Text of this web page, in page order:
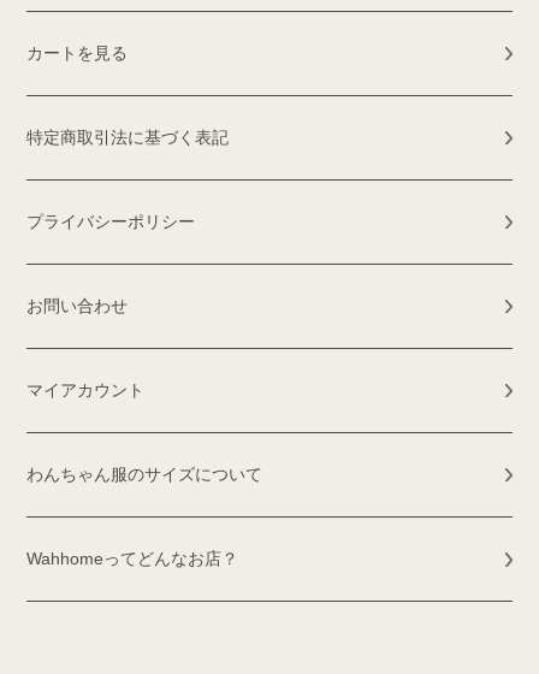
カートを見る
特定商取引法に基づく表記
プライバシーポリシー
お問い合わせ
マイアカウント
わんちゃん服のサイズについて
Wahhomeってどんなお店？